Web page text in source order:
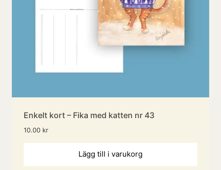
Enkelt kort – Fika med katten nr 43
10.00 kr
Lägg till i varukorg